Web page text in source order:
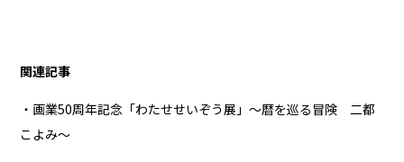
関連記事
・画業50周年記念「わたせせいぞう展」～暦を巡る冒険 二都
こよみ～